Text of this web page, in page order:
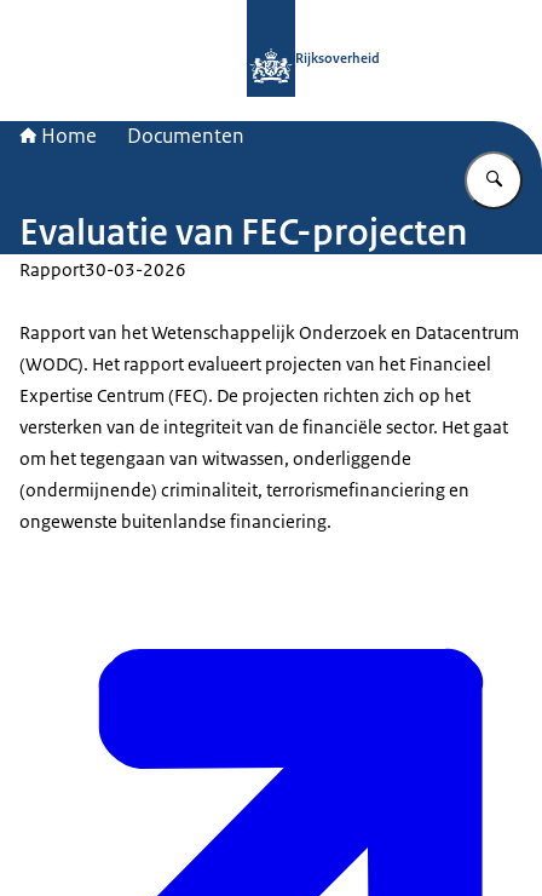
Rijksoverheid
Home Documenten
Evaluatie van FEC-projecten
Rapport30-03-2026
Rapport van het Wetenschappelijk Onderzoek en Datacentrum
(WODC). Het rapport evalueert projecten van het Financieel
Expertise Centrum (FEC). De projecten richten zich op het
versterken van de integriteit van de financiële sector. Het gaat
om het tegengaan van witwassen, onderliggende
(ondermijnende) criminaliteit, terrorismefinanciering en
ongewenste buitenlandse financiering.